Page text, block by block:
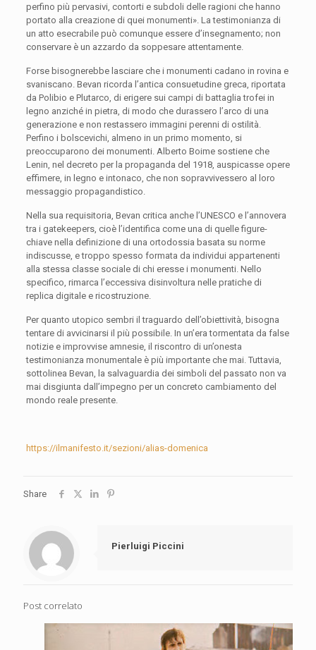
perfino più pervasivi, contorti e subdoli delle ragioni che hanno
portato alla creazione di quei monumenti». La testimonianza di
un atto esecrabile può comunque essere d’insegnamento; non
conservare è un azzardo da soppesare attentamente.
Forse bisognerebbe lasciare che i monumenti cadano in rovina e
svaniscano. Bevan ricorda l’antica consuetudine greca, riportata
da Polibio e Plutarco, di erigere sui campi di battaglia trofei in
legno anziché in pietra, di modo che durassero l’arco di una
generazione e non restassero immagini perenni di ostilità.
Perfino i bolscevichi, almeno in un primo momento, si
preoccuparono dei monumenti. Alberto Boime sostiene che
Lenin, nel decreto per la propaganda del 1918, auspicasse opere
effimere, in legno e intonaco, che non sopravvivessero al loro
messaggio propagandistico.
Nella sua requisitoria, Bevan critica anche l’UNESCO e l’annovera
tra i gatekeepers, cioè l’identifica come una di quelle figure-
chiave nella definizione di una ortodossia basata su norme
indiscusse, e troppo spesso formata da individui appartenenti
alla stessa classe sociale di chi eresse i monumenti. Nello
specifico, rimarca l’eccessiva disinvoltura nelle pratiche di
replica digitale e ricostruzione.
Per quanto utopico sembri il traguardo dell’obiettività, bisogna
tentare di avvicinarsi il più possibile. In un’era tormentata da false
notizie e improvvise amnesie, il riscontro di un’onesta
testimonianza monumentale è più importante che mai. Tuttavia,
sottolinea Bevan, la salvaguardia dei simboli del passato non va
mai disgiunta dall’impegno per un concreto cambiamento del
mondo reale presente.
https://ilmanifesto.it/sezioni/alias-domenica
Share
Pierluigi Piccini
Post correlato